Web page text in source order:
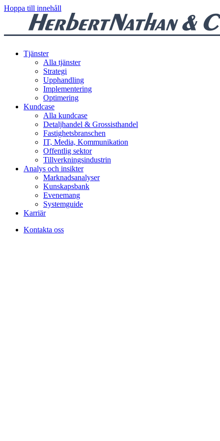
Hoppa till innehåll
Tjänster
Alla tjänster
Strategi
Upphandling
Implementering
Optimering
Kundcase
Alla kundcase
Detaljhandel & Grossisthandel
Fastighetsbranschen
IT, Media, Kommunikation
Offentlig sektor
Tillverkningsindustrin
Analys och insikter
Marknadsanalyser
Kunskapsbank
Evenemang
Systemguide
Karriär
Kontakta oss